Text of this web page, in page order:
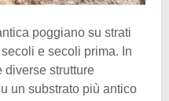
poggiano su strati
e secoli prima. In
diverse strutture
un substrato più antico